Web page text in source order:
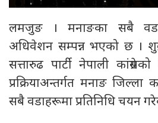
लमजुङ । मनाङका सबै
अधिवेशन सम्पन्न भएको छ ।
सत्तारुढ पार्टी नेपाली
प्रक्रियाअन्तर्गत मनाङ जिल्ला
सबै वडाहरूमा प्रतिनिधि चयन